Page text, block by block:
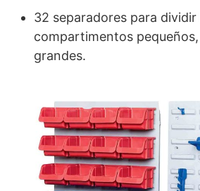
32 separadores para dividir
compartimentos
grandes.